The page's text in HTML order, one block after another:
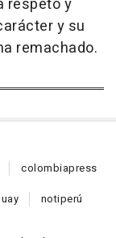
respeto y
y su
remachado.
colombiapress
notiperú